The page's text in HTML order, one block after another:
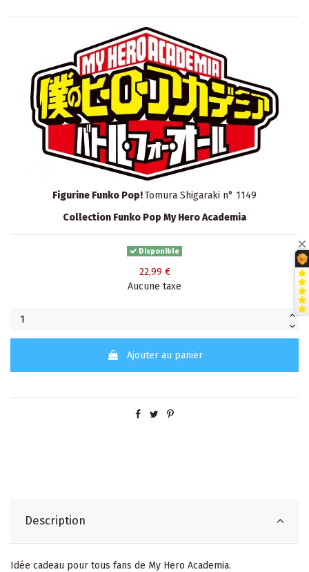
Figurine Funko Pop!Tomura Shigaraki n° 1149
Collection Funko Pop My Hero Academia
Disponible
22,99 €
Aucune taxe
Ajouter au panier
Description
Idée cadeau pour tous fans de My Hero Academia.